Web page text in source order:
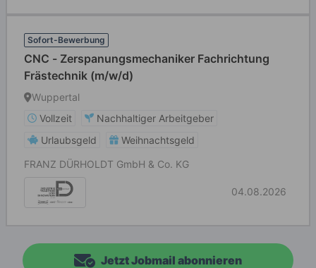
Sofort-Bewerbung
CNC - Zerspanungsmechaniker Fachrichtung
Frästechnik (m/w/d)
Wuppertal
Vollzeit
Nachhaltiger Arbeitgeber
Urlaubsgeld
Weihnachtsgeld
FRANZ DÜRHOLDT GmbH & Co. KG
04.08.2026
Jetzt Jobmail abonnieren